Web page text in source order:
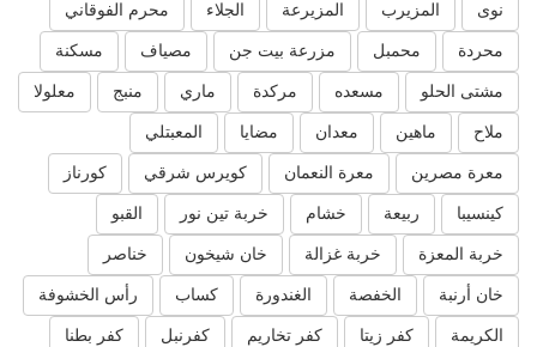
نوى المزيرب المزيرعة الجلاء محرم الفوقاني
محردة محمبل مزرعة بيت جن مصياف مسكنة
مشتى الحلو مسعده مركدة ماري منبج معلولا
ملاح ماهين معدان مضايا المعبتلي
معرة مصرين معرة النعمان كويرس شرقي كورناز
كينسيبا ربيعة خشام خربة تين نور القبو
خربة المعزة خربة غزالة خان شيخون خناصر
خان أرنبة الخفصة الغندورة كساب رأس الخشوفة
الكريمة كفر زيتا كفر تخاريم كفرنبل كفر بطنا